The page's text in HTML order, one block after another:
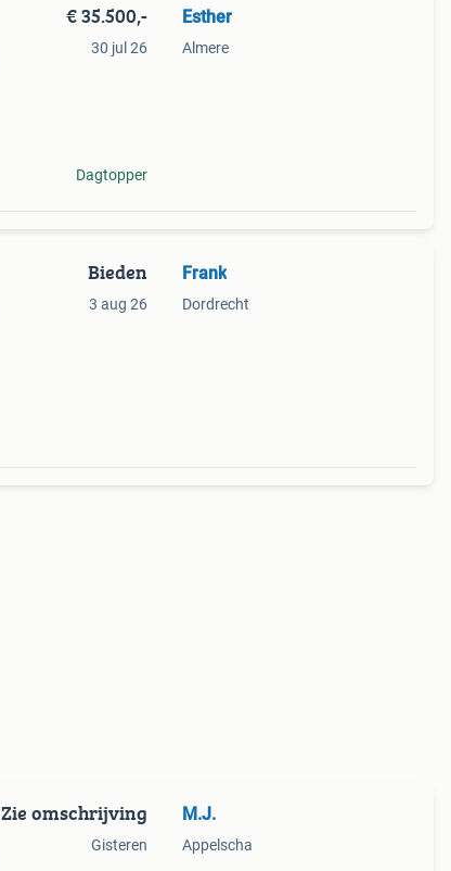
€ 35.500,-
30 jul 26
Dagtopper
Esther
Almere
Bieden
3 aug 26
Frank
Dordrecht
Zie omschrijving
Gisteren
M.J.
Appelscha